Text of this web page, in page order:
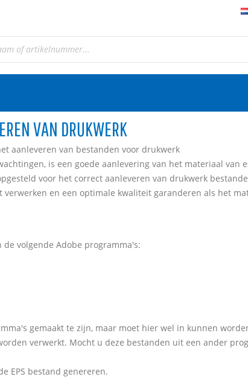
VAN DRUKWERK
aanleveren van bestanden voor drukwerk
is een goede aanlevering van het materiaal van
voor het correct aanleveren van drukwerk
en een optimale kwaliteit garanderen als het
volgende Adobe programma's:
gemaakt te zijn, maar moet hier wel in kunnen
verwerkt. Mocht u deze bestanden uit een ander
EPS bestand genereren.